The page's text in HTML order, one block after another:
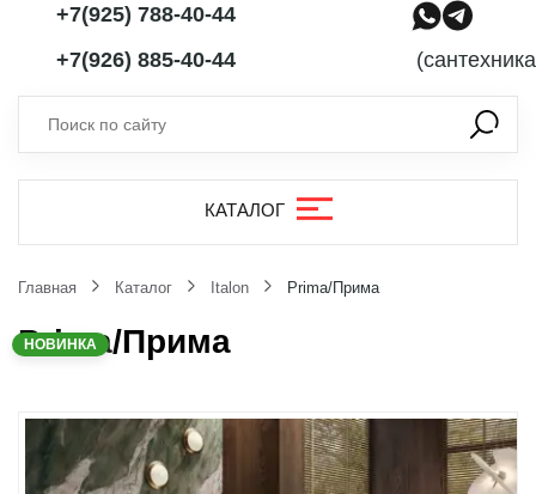
+7(925) 788-40-44
+7(926) 885-40-44
КАТАЛОГ
Главная Каталог Italon Prima/Прима
Prima/Прима
НОВИНКА